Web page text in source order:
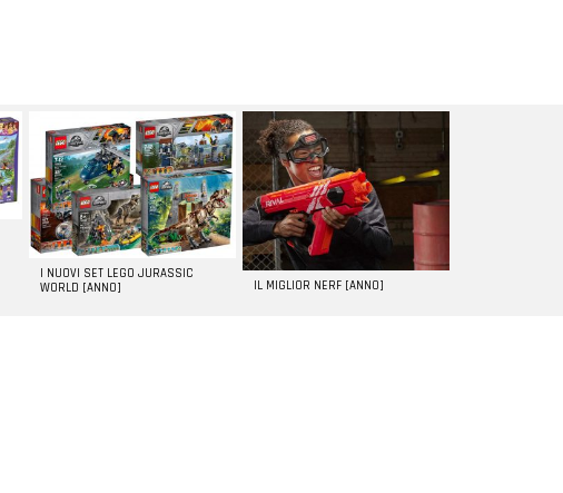
I NUOVI SET LEGO JURASSIC
WORLD [ANNO]
IL MIGLIOR NERF [ANNO]